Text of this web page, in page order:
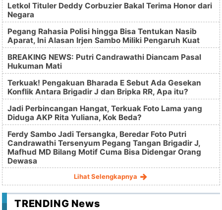
Letkol Tituler Deddy Corbuzier Bakal Terima Honor dari
Negara
Pegang Rahasia Polisi hingga Bisa Tentukan Nasib
Aparat, Ini Alasan Irjen Sambo Miliki Pengaruh Kuat
BREAKING NEWS: Putri Candrawathi Diancam Pasal
Hukuman Mati
Terkuak! Pengakuan Bharada E Sebut Ada Gesekan
Konflik Antara Brigadir J dan Bripka RR, Apa itu?
Jadi Perbincangan Hangat, Terkuak Foto Lama yang
Diduga AKP Rita Yuliana, Kok Beda?
Ferdy Sambo Jadi Tersangka, Beredar Foto Putri
Candrawathi Tersenyum Pegang Tangan Brigadir J,
Mafhud MD Bilang Motif Cuma Bisa Didengar Orang
Dewasa
Lihat Selengkapnya
TRENDING News